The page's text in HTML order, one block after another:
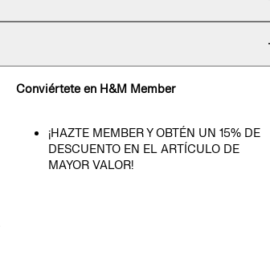
Conviértete en H&M Member
¡HAZTE MEMBER Y OBTÉN UN 15% DE
DESCUENTO EN EL ARTÍCULO DE
MAYOR VALOR!